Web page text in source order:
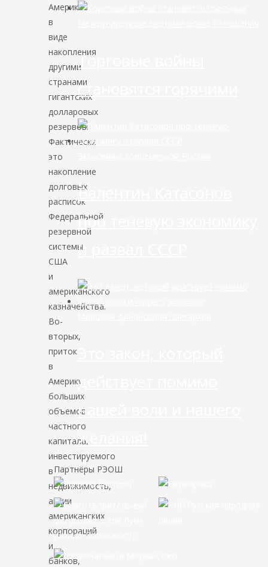
Америки
в
виде
накопления
другими
странами
гигантских
долларовых
резервов.
Фактически
это
накопление
долговых
расписок
Федеральной
резервной
системы
США
и
американского
казначейства.
Во-
вторых,
приток
в
Америку
больших
объемов
частного
капитала,
инвестируемого
в
недвижимость,
акции
американских
корпораций
и
банков,
Торговые войны
становятся горячими
Валентин Катасонов
про теневую экономику
и развал СССР
действует помимо
нашей воли и нашего
желания!
Партнёры РЭОШ